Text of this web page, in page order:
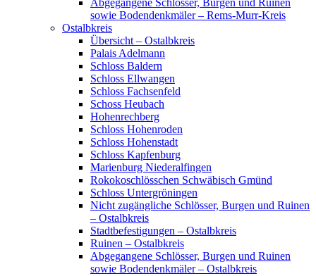
Abgegangene Schlösser, Burgen und Ruinen
sowie Bodendenkmäler – Rems-Murr-Kreis
Ostalbkreis
Übersicht – Ostalbkreis
Palais Adelmann
Schloss Baldern
Schloss Ellwangen
Schloss Fachsenfeld
Schoss Heubach
Hohenrechberg
Schloss Hohenroden
Schloss Hohenstadt
Schloss Kapfenburg
Marienburg Niederalfingen
Rokokoschlösschen Schwäbisch Gmünd
Schloss Untergröningen
Nicht zugängliche Schlösser, Burgen und Ruinen
– Ostalbkreis
Stadtbefestigungen – Ostalbkreis
Ruinen – Ostalbkreis
Abgegangene Schlösser, Burgen und Ruinen
sowie Bodendenkmäler – Ostalbkreis